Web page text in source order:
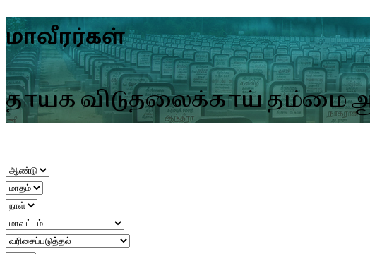
மாவீரர்கள்
தாயக விடுதலைக்காய் தம்மை